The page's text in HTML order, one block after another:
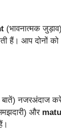
(भावनात्मक
हैं। आप दोनों
बातें) नजरअंदाज
और